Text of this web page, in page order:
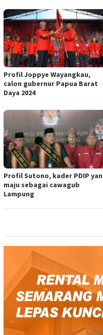
Profil Joppye Wayangkau,
calon gubernur Papua Barat
Daya 2024
Profil Sutono, kader PDIP
maju sebagai cawagub
Lampung